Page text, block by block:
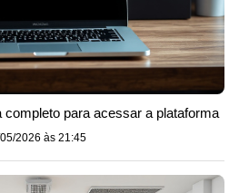
completo para acessar a plataforma
2026 às 21:45